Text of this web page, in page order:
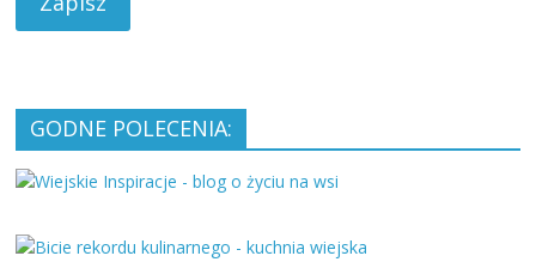
e
a
GODNE POLECENIA: